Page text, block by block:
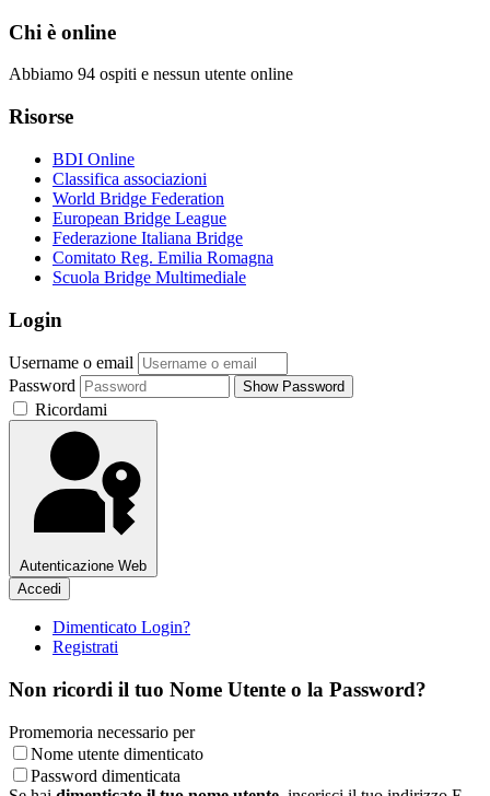
Chi è online
Abbiamo 94 ospiti e nessun utente online
Risorse
BDI Online
Classifica associazioni
World Bridge Federation
European Bridge League
Federazione Italiana Bridge
Comitato Reg. Emilia Romagna
Scuola Bridge Multimediale
Login
Username o email
Password
Show Password
Ricordami
Autenticazione Web
Accedi
Dimenticato Login?
Registrati
Non ricordi il tuo Nome Utente o la Password?
Promemoria necessario per
Nome utente dimenticato
Password dimenticata